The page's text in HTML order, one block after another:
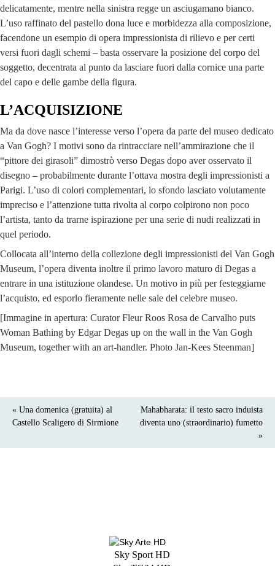
delicatamente, mentre nella sinistra regge un asciugamano bianco.
L’uso raffinato del pastello dona luce e morbidezza alla composizione,
facendone un esempio di opera impressionista di rilievo e per certi
versi fuori dagli schemi – basta osservare la posizione del corpo del
soggetto, decentrata al punto da lasciare fuori dalla cornice una parte
del capo e delle gambe della figura.
L’ACQUISIZIONE
Ma da dove nasce l’interesse verso l’opera da parte del museo dedicato
a Van Gogh? I motivi sono da rintracciare nell’ammirazione che il
“pittore dei girasoli” dimostrò verso Degas dopo aver osservato il
disegno – probabilmente durante l’ottava mostra degli impressionisti a
Parigi. L’uso di colori complementari, lo sfondo lasciato volutamente
impreciso e l’attenzione tutta rivolta al corpo colpirono non poco
l’artista, tanto da trarne ispirazione per una serie di nudi realizzati in
quel periodo.
Collocata all’interno della collezione degli impressionisti del Van Gogh
Museum, l’opera diventa inoltre il primo lavoro maturo di Degas a
entrare in una istituzione olandese. Un motivo in più per festeggiarne
l’acquisto, ed esporlo fieramente nelle sale del celebre museo.
[Immagine in apertura: Curator Fleur Roos Rosa de Carvalho puts
Woman Bathing by Edgar Degas up on the wall in the Van Gogh
Museum, together with an art-handler. Photo Jan-Kees Steenman]
« Una domenica (gratuita) al
Castello Scaligero di Sirmione
Mahabharata: il testo sacro induista
diventa uno (straordinario) fumetto
»
Sky Sport HD